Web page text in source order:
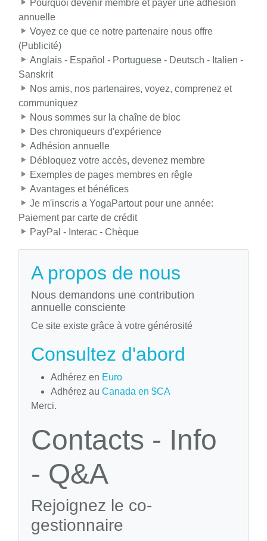
Pourquoi devenir membre et payer une adhésion
annuelle
Voyez ce que ce notre partenaire nous offre
(Publicité)
Anglais - Español - Portuguese - Deutsch - Italien -
Sanskrit
Nos amis, nos partenaires, voyez, comprenez et
communiquez
Nous sommes sur la chaîne de bloc
Des chroniqueurs d'expérience
Adhésion annuelle
Débloquez votre accès, devenez membre
Exemples de pages membres en rêgle
Avantages et bénéfices
Je m'inscris a YogaPartout pour une année:
Paiement par carte de crédit
PayPal - Interac - Chèque
A propos de nous
Nous demandons une contribution
annuelle consciente
Ce site existe grâce à votre générosité
Consultez d'abord
Adhérez en Euro
Adhérez au Canada en $CA
Merci.
Contacts - Info
- Q&A
Rejoignez le co-
gestionnaire